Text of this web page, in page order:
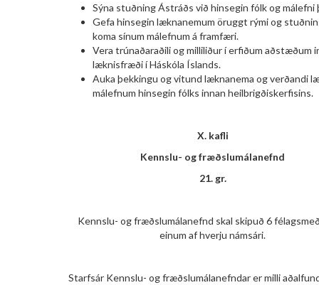
Sýna stuðning Ástráðs við hinsegin fólk og málefni
Gefa hinsegin læknanemum öruggt rými og
koma sínum málefnum á framfæri.
Vera trúnaðaraðili og milliliður í erfiðum aðstæðum
læknisfræði í Háskóla Íslands.
Auka þekkingu og vitund læknanema og verðandi
málefnum hinsegin fólks innan heilbrigðiskerfisins.
X. kafli
Kennslu- og fræðslumálanefnd
21. gr.
Kennslu- og fræðslumálanefnd skal skipuð 6
einum af hverju námsári.
Starfsár Kennslu- og fræðslumálanefndar er milli